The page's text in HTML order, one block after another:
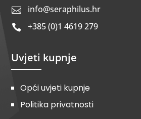
 info@seraphilus.hr
 +385 (0)1 4619 279
Uvjeti kupnje
Opći uvjeti kupnje
Politika privatnosti